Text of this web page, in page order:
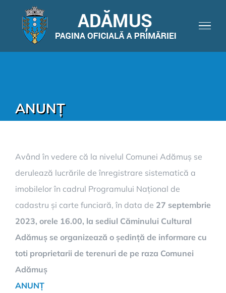
ANUNȚ
Având în vedere că la nivelul Comunei Adămuș se
derulează lucrările de înregistrare sistematică a
imobilelor în cadrul Programului Național de
cadastru și carte funciară, în data de 27 septembrie
2023, orele 16.00, la sediul Căminului Cultural
Adămuș se organizează o ședință de informare cu
toti proprietarii de terenuri de pe raza Comunei
Adămuș
ANUNȚ